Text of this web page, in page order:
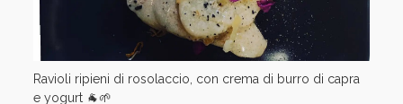
Ravioli ripieni di rosolaccio, con crema di burro di capra
e yogurt 🐐🌱